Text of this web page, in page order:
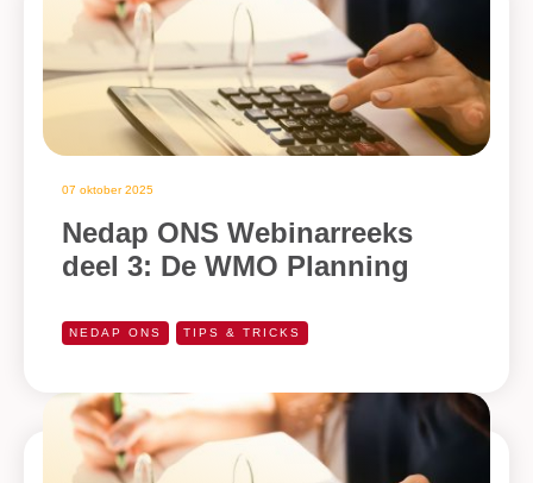
07 oktober 2025
Nedap ONS Webinarreeks
deel 3: De WMO Planning
NEDAP ONS TIPS & TRICKS